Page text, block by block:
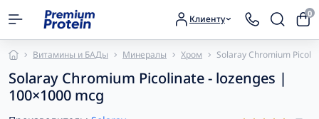
Клиенту 0
Витамины и БАДы Минералы Хром Solaray Chromium
Solaray Chromium Picolinate - lozenges |
100×1000 mcg